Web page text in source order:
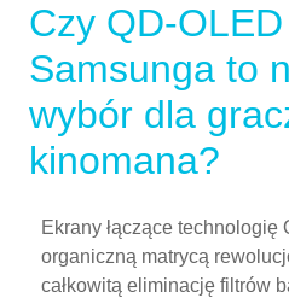
Czy QD-
Samsunga to
wybór dla
kinomana?
Ekrany łączące technologię
organiczną matrycą
całkowitą eliminację filtrów